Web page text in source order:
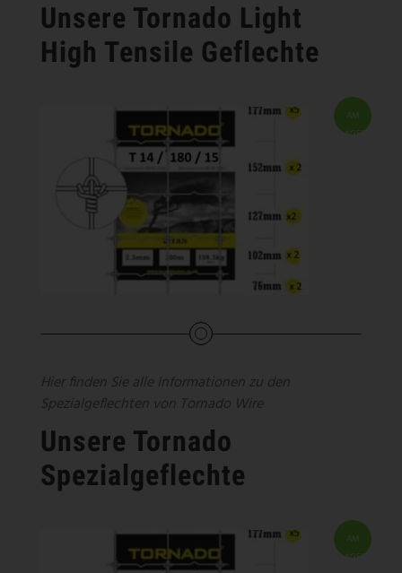
Unsere Tornado Light
High Tensile Geflechte
AM
LAGER
Hier finden Sie alle Informationen zu den
Spezialgeflechten von Tornado Wire
Unsere Tornado
Spezialgeflechte
AM
LAGER